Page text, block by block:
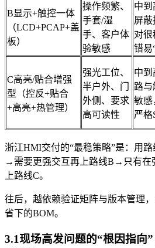
B显示+触控一体
（LCD+PCAP+盖
板）
操作频繁、
手套/湿
手、客户体
验敏感
中到
屏蔽
对很
错易
C高亮/贴合增强
型（控反+贴合
+高亮+热管理）
强光工位、
半户外、门
外侧、要求
高可读性
中到
路与
敏感
严格
浙江HMI交付的“最稳策略”是：用
→需要更强交互再上路线B→只有在
上路线C。
往后，越依赖验证矩阵与版本管理
省下的BOM。
3.1现场高发问题的“根因指向